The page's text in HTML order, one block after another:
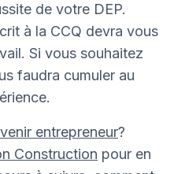
de votre DEP.
à la CCQ devra vous
Si vous souhaitez
faudra cumuler au
entrepreneur?
Construction pour en